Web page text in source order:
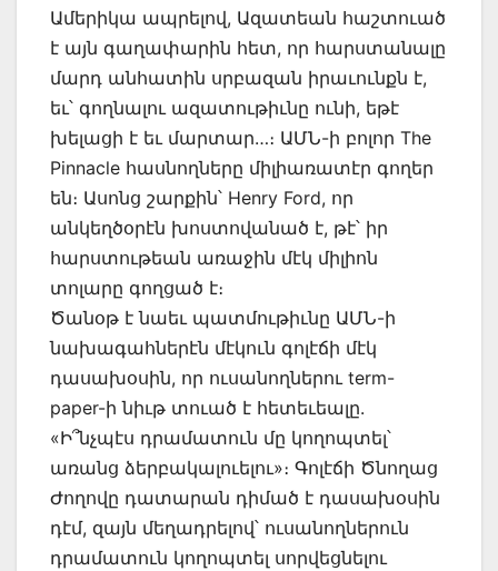
Ամերիկա ապրելով, Ազատեան հաշտուած
է այն գաղափարին հետ, որ հարստանալը
մարդ անհատին սրբազան իրաւունքն է,
եւ՝ գողնալու ազատութիւնը ունի, եթէ
խելացի է եւ մարտար…։ ԱՄՆ-ի բոլոր The
Pinnacle հասնողները միլիառատէր գողեր
են։ Ասոնց շարքին՝ Henry Ford, որ
անկեղծօրէն խոստովանած է, թէ՝ իր
հարստութեան առաջին մէկ միլիոն
տոլարը գողցած է։
Ծանօթ է նաեւ պատմութիւնը ԱՄՆ-ի
նախագահներէն մէկուն գոլէճի մէկ
դասախօսին, որ ուսանողներու term-
paper-ի նիւթ տուած է հետեւեալը.
«Ի՞նչպէս դրամատուն մը կողոպտել՝
առանց ձերբակալուելու»։ Գոլէճի Ծնողաց
Ժողովը դատարան դիմած է դասախօսին
դէմ, զայն մեղադրելով՝ ուսանողներուն
դրամատուն կողոպտել սորվեցնելու